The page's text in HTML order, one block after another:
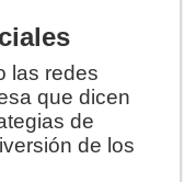
las redes
que dicen
de
de los